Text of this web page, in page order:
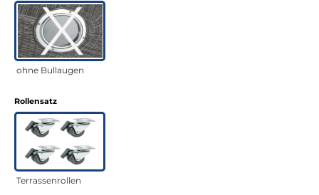
ohne Bullaugen
Rollensatzauswählen
Terrassenrollen